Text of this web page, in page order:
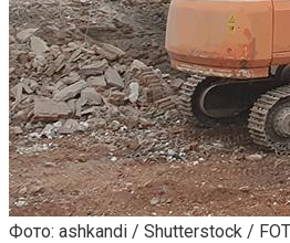
Фото: ashkandi / Shutterstock /